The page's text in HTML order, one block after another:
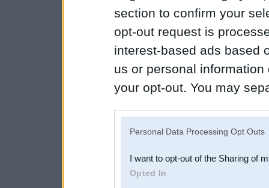
section to confirm your
opt-out request is
interest-based ads based
us or personal
your opt-out. You may
Downstream Participants
third parties.
Personal Data Processing Opt Outs
I want to opt-out of the Sharing of
Opted In